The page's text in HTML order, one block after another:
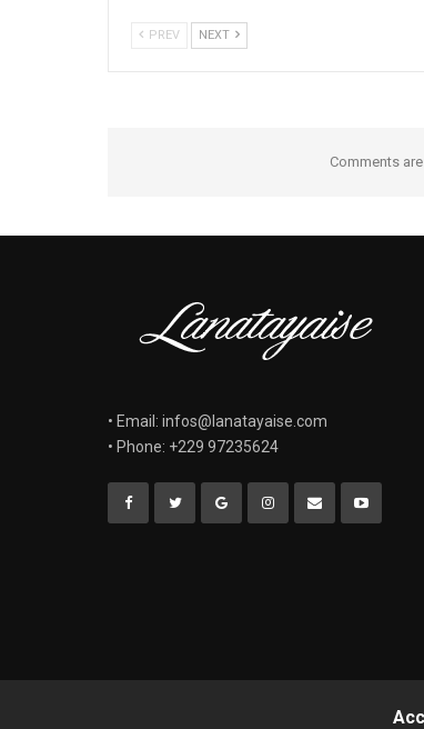
PREV NEXT
Comments
• Email: infos@lanatayaise.com
• Phone: +229 97235624